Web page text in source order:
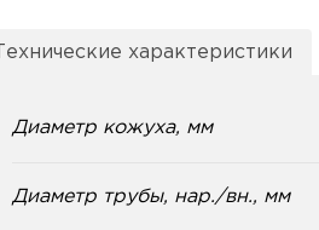
Технические характеристики
Диаметр кожуха, мм
Диаметр трубы, нар./вн., мм